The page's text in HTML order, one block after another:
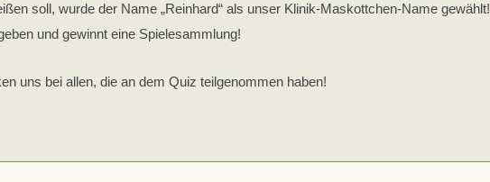
soll, wurde der Name „Reinhard“ als unser Klinik-Maskottchen-Name gewählt!
und gewinnt eine Spielesammlung!
uns bei allen, die an dem Quiz teilgenommen haben!